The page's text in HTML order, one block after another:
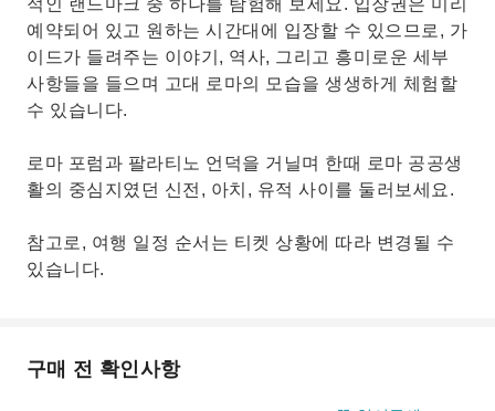
적인 랜드마크 중 하나를 탐험해 보세요. 입장권은 미리
예약되어 있고 원하는 시간대에 입장할 수 있으므로, 가
이드가 들려주는 이야기, 역사, 그리고 흥미로운 세부
사항들을 들으며 고대 로마의 모습을 생생하게 체험할
수 있습니다.
로마 포럼과 팔라티노 언덕을 거닐며 한때 로마 공공생
활의 중심지였던 신전, 아치, 유적 사이를 둘러보세요.
참고로, 여행 일정 순서는 티켓 상황에 따라 변경될 수
있습니다.
구매 전 확인사항